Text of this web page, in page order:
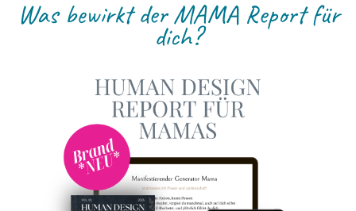
Was bewirkt der MAMA Report für
dich?